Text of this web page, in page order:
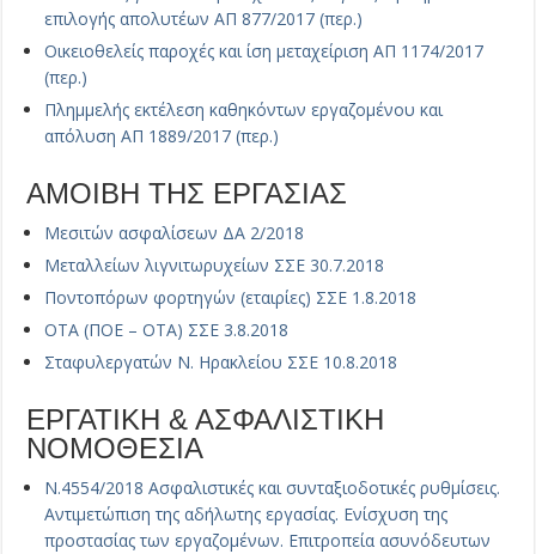
επιλογής απολυτέων ΑΠ 877/2017 (περ.)
Οικειοθελείς παροχές και ίση μεταχείριση ΑΠ 1174/2017
(περ.)
Πλημμελής εκτέλεση καθηκόντων εργαζομένου και
απόλυση ΑΠ 1889/2017 (περ.)
ΑΜΟΙΒΗ ΤΗΣ ΕΡΓΑΣΙΑΣ
Μεσιτών ασφαλίσεων ΔΑ 2/2018
Μεταλλείων λιγνιτωρυχείων ΣΣΕ 30.7.2018
Ποντοπόρων φορτηγών (εταιρίες) ΣΣΕ 1.8.2018
ΟΤΑ (ΠΟΕ – ΟΤΑ) ΣΣΕ 3.8.2018
Σταφυλεργατών Ν. Ηρακλείου ΣΣΕ 10.8.2018
ΕΡΓΑΤΙΚΗ & ΑΣΦΑΛΙΣΤΙΚΗ
ΝΟΜΟΘΕΣΙΑ
Ν.4554/2018 Ασφαλιστικές και συνταξιοδοτικές ρυθμίσεις.
Αντιμετώπιση της αδήλωτης εργασίας. Ενίσχυση της
προστασίας των εργαζομένων. Επιτροπεία ασυνόδευτων